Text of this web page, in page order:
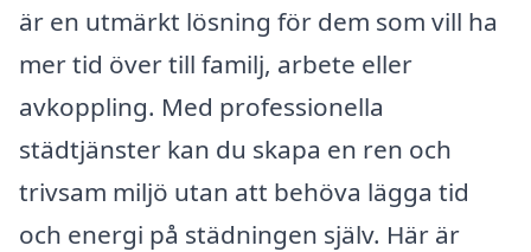
är en utmärkt lösning för dem som vill ha
mer tid över till familj, arbete eller
avkoppling. Med professionella
städtjänster kan du skapa en ren och
trivsam miljö utan att behöva lägga tid
och energi på städningen själv. Här är